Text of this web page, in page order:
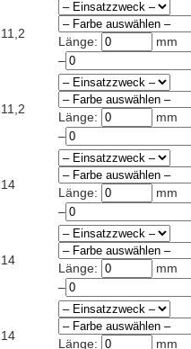
11,2
Länge:
mm
–
11,2
Länge:
mm
–
14
Länge:
mm
–
14
Länge:
mm
–
14
Länge: mm